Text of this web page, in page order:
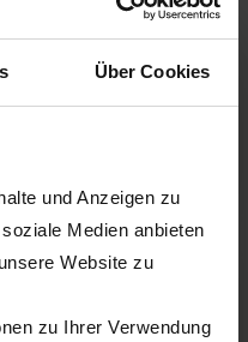
Über Cookies
und Anzeigen zu
Medien anbieten
Website zu
zu Ihrer Verwendung
für Lieferungen
for